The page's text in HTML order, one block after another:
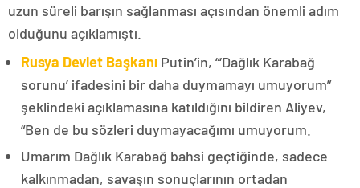
uzun süreli barışın sağlanması açısından önemli adım
olduğunu açıklamıştı.
Rusya Devlet Başkanı Putin’in, “‘Dağlık Karabağ
sorunu’ ifadesini bir daha duymamayı umuyorum”
şeklindeki açıklamasına katıldığını bildiren Aliyev,
“Ben de bu sözleri duymayacağımı umuyorum.
Umarım Dağlık Karabağ bahsi geçtiğinde, sadece
kalkınmadan, savaşın sonuçlarının ortadan